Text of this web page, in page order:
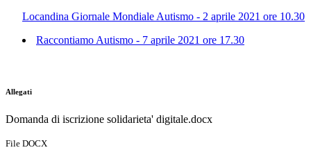
Locandina Giornale Mondiale Autismo - 2 aprile 2021 ore 10.30
Raccontiamo Autismo - 7 aprile 2021 ore 17.30
Allegati
Domanda di iscrizione solidarieta' digitale.docx
File DOCX